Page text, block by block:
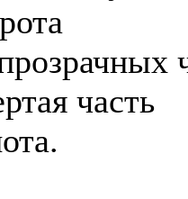
часть